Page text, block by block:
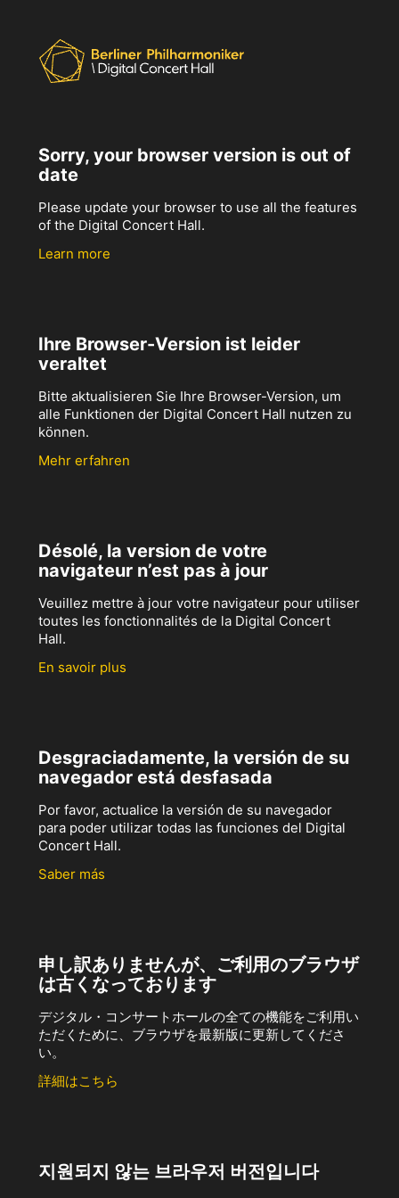
Sorry, your browser version is out of
date
Please update your browser to use all the features
of the Digital Concert Hall.
Learn more
Ihre Browser-Version ist leider
veraltet
Bitte aktualisieren Sie Ihre Browser-Version, um
alle Funktionen der Digital Concert Hall nutzen zu
können.
Mehr erfahren
Désolé, la version de votre
navigateur n’est pas à jour
Veuillez mettre à jour votre navigateur pour utiliser
toutes les fonctionnalités de la Digital Concert
Hall.
En savoir plus
Desgraciadamente, la versión de su
navegador está desfasada
Por favor, actualice la versión de su navegador
para poder utilizar todas las funciones del Digital
Concert Hall.
Saber más
申し訳ありませんが、ご利用のブラウザ
は古くなっております
デジタル・コンサートホールの全ての機能をご利用い
ただくために、ブラウザを最新版に更新してくださ
い。
詳細はこちら
지원되지 않는 브라우저 버전입니다